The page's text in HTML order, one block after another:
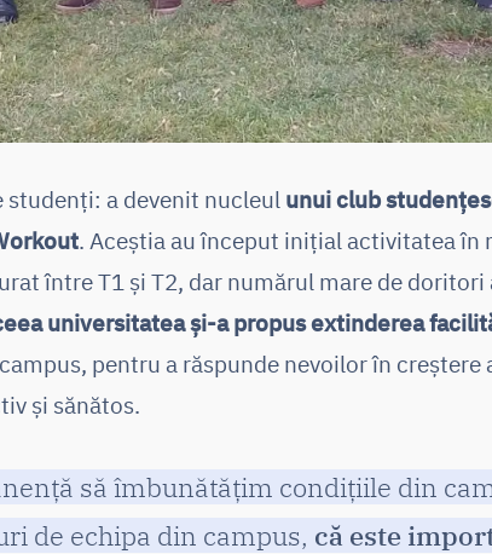
studenți: a devenit nucleul unui club
. Aceștia au început inițial activitatea în
între T1 și T2, dar numărul mare de doritori
universitatea și-a propus extinderea
pentru a răspunde nevoilor în
și sănătos.
să îmbunătățim condițiile din
de echipa din campus, că este